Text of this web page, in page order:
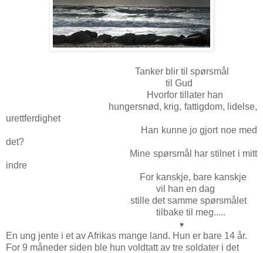
Tanker blir til spørsmål
til Gud
Hvorfor tillater han
hungersnød, krig, fattigdom, lidelse,
urettferdighet
Han kunne jo gjort noe med
det?
Mine spørsmål har stilnet i mitt
indre
For kanskje, bare kanskje
vil han en dag
stille det samme spørsmålet
tilbake til meg.....
♥
En ung jente i et av Afrikas mange land. Hun er bare 14 år.
For 9 måneder siden ble hun voldtatt av tre soldater i det